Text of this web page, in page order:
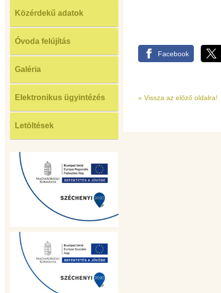
Közérdekű adatok
Óvoda felújítás
Galéria
Elektronikus ügyintézés
Letöltések
Facebook
« Vissza az előző oldalra!